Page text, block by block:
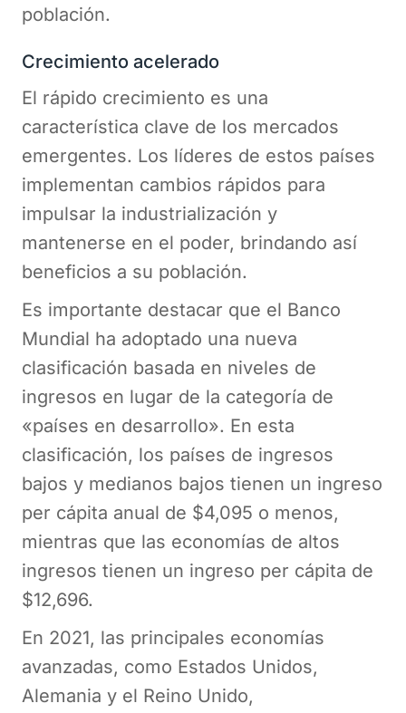
población.
Crecimiento acelerado
El rápido crecimiento es una
característica clave de los mercados
emergentes. Los líderes de estos países
implementan cambios rápidos para
impulsar la industrialización y
mantenerse en el poder, brindando así
beneficios a su población.
Es importante destacar que el Banco
Mundial ha adoptado una nueva
clasificación basada en niveles de
ingresos en lugar de la categoría de
«países en desarrollo». En esta
clasificación, los países de ingresos
bajos y medianos bajos tienen un ingreso
per cápita anual de $4,095 o menos,
mientras que las economías de altos
ingresos tienen un ingreso per cápita de
$12,696.
En 2021, las principales economías
avanzadas, como Estados Unidos,
Alemania y el Reino Unido,